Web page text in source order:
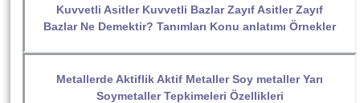
Kuvvetli Asitler Kuvvetli Bazlar Zayıf Asitler Zayıf
Bazlar Ne Demektir? Tanımları Konu anlatımı Örnekler
Metallerde Aktiflik Aktif Metaller Soy metaller Yarı
Soymetaller Tepkimeleri Özellikleri